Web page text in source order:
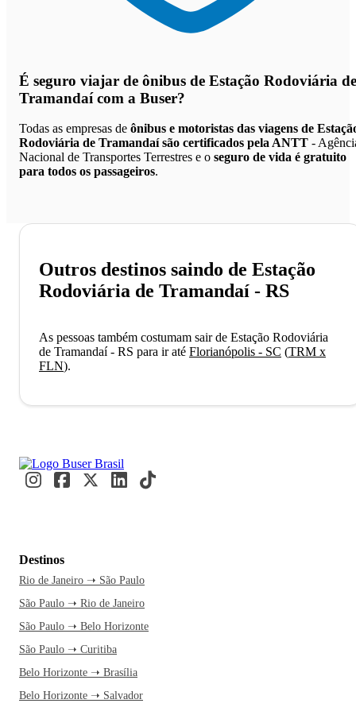
É seguro viajar de ônibus de Estação Rodoviária de
Tramandaícom a Buser?
Todas as empresas de ônibus e motoristas das viagens de
Rodoviária de Tramandaí são certificados pela ANTT -
Nacional de Transportes Terrestres e o seguro de vida é gratuito
para todos os passageiros.
Outros destinos saindo de Estação
Rodoviária de Tramandaí - RS
As pessoas também costumam sair de Estação Rodoviária
de Tramandaí - RS para ir até Florianópolis - SC (TRM x
FLN).
Destinos
Rio de Janeiro ➝ São Paulo
São Paulo ➝ Rio de Janeiro
São Paulo ➝ Belo Horizonte
São Paulo ➝ Curitiba
Belo Horizonte ➝ Brasília
Belo Horizonte ➝ Salvador